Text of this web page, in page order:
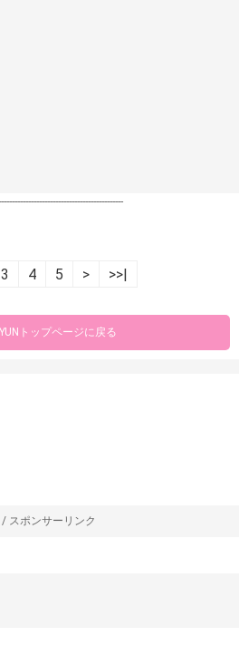
3 4 5 > >>|
トップページに戻る
/ スポンサーリンク